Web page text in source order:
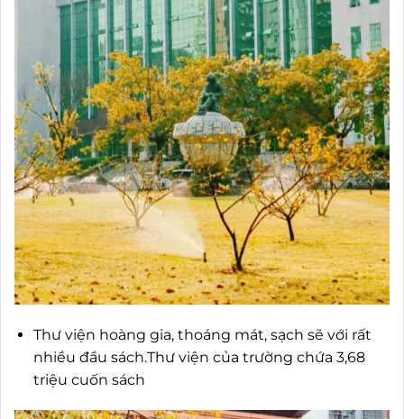
Thư viện hoàng gia, thoáng mát, sạch sẽ với rất
nhiều đầu sách.Thư viện của trường chứa 3,68
triệu cuốn sách